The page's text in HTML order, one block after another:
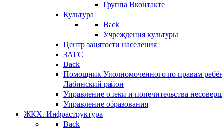
Группа Вконтакте
Культура
Back
Учреждения культуры
Центр занятости населения
ЗАГС
Back
Помощник Уполномоченного по правам
Лабинский район
Управление опеки и попечительства
Управление образования
ЖКХ. Инфраструктура
Back